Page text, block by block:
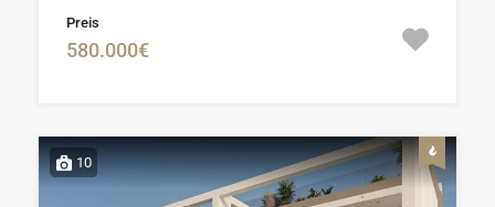
Preis
580.000€
10